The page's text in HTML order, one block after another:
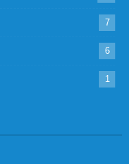
7
6
1